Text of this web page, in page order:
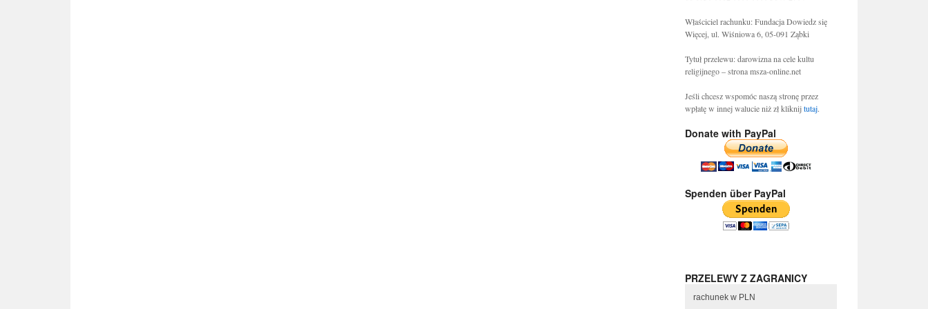
Właściciel rachunku: Fundacja Dowiedz się
Więcej, ul. Wiśniowa 6, 05-091 Ząbki
Tytuł przelewu: darowizna na cele kultu
religijnego – strona msza-online.net
Jeśli chcesz wspomóc naszą stronę przez
wpłatę w innej walucie niż zł kliknijtutaj.
Donate with PayPal
Spenden über PayPal
PRZELEWY Z ZAGRANICY
rachunek w PLN